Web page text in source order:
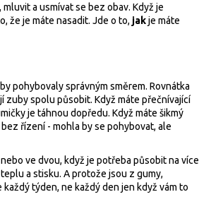
a usmívat se bez obav. Když je
že je máte nasadit. Jde o to, jakje máte
pohybovaly správným směrem. Rovnátka
zuby spolu působit. Když máte přečnívající
je táhnou dopředu. Když máte šikmý
řízení - mohla by se pohybovat, ale
ve dvou, když je potřeba působit na více
a stisku. A protože jsou z gumy,
týden, ne každý den jen když vám to